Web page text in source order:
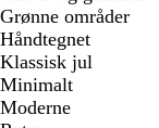
Grønne områder
Håndtegnet
Klassisk jul
Minimalt
Moderne